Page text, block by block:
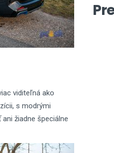
viditeľná ako
s modrými
žiadne špeciálne